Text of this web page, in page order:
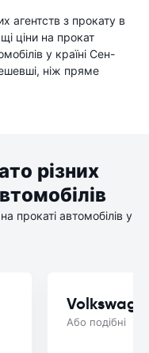
агентств з прокату в
ціни на прокат
у країні Сен-
ніж пряме
різних
прокаті автомобілів у
Або подібні